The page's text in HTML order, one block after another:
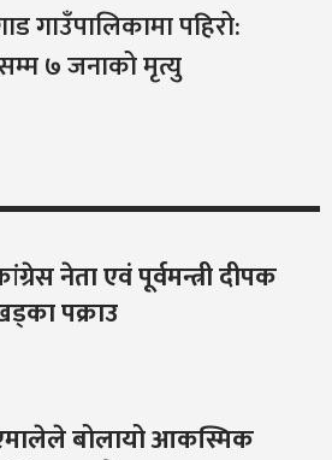
गाउँपालिकामा पहिरो:
७ जनाको मृत्यु
नेता एवं पूर्वमन्त्री दीपक
पक्राउ
बोलायो आकस्मिक